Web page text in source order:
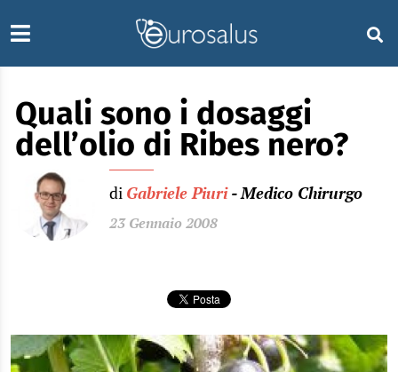
Quali sono i dosaggi
dell’olio di Ribes nero?
di Gabriele Piuri - Medico Chirurgo
23 Gennaio 2008